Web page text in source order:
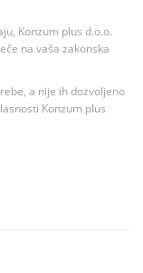
Konzum plus d.o.o.
na vaša zakonska
a nije ih dozvoljeno
Konzum plus